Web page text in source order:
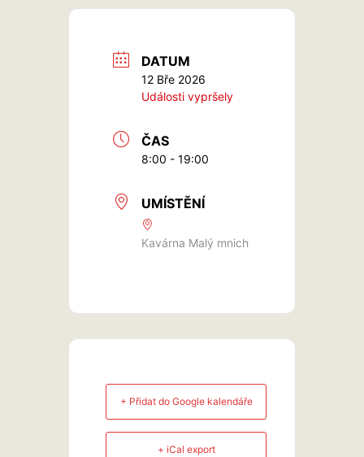
DATUM
12 Bře 2026
Události vypršely
ČAS
8:00 - 19:00
UMÍSTĚNÍ
Kavárna Malý mnich
+ Přidat do Google kalendáře
+ iCal export